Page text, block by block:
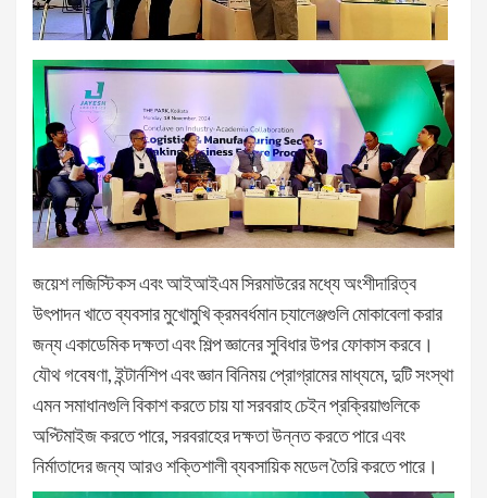
জয়েশ লজিস্টিকস এবং আইআইএম সিরমাউরের মধ্যে অংশীদারিত্ব
উৎপাদন খাতে ব্যবসার মুখোমুখি ক্রমবর্ধমান চ্যালেঞ্জগুলি মোকাবেলা করার
জন্য একাডেমিক দক্ষতা এবং শিল্প জ্ঞানের সুবিধার উপর ফোকাস করবে।
যৌথ গবেষণা, ইন্টার্নশিপ এবং জ্ঞান বিনিময় প্রোগ্রামের মাধ্যমে, দুটি সংস্থা
এমন সমাধানগুলি বিকাশ করতে চায় যা সরবরাহ চেইন প্রক্রিয়াগুলিকে
অপ্টিমাইজ করতে পারে, সরবরাহের দক্ষতা উন্নত করতে পারে এবং
নির্মাতাদের জন্য আরও শক্তিশালী ব্যবসায়িক মডেল তৈরি করতে পারে।